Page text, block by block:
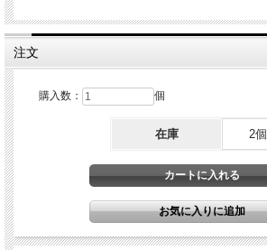
注文
購入数： 個
在庫 2個